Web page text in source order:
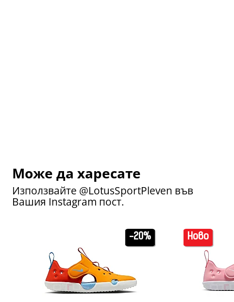
Може да харесате
Използвайте @LotusSportPleven във
Вашия Instagram пост.
-20% Ново